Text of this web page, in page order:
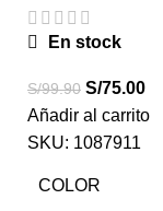
En stock
S/99.90 S/75.00
Añadir al carrito
SKU: 1087911
COLOR